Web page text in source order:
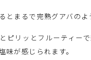
とまるで完熟グアバのよ
ピリッとフルーティー
味が感じられます。